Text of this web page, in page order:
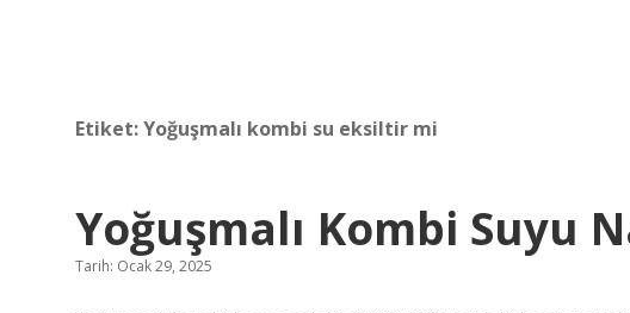
Etiket:Yoğuşmalı kombi su eksiltir mi
Yoğuşmalı Kombi Suyu
Tarih: Ocak 29, 2025